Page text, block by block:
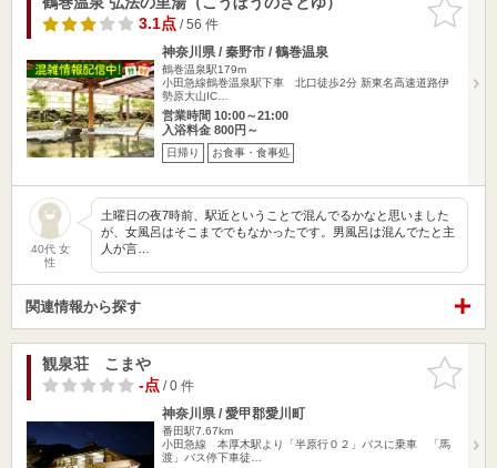
りに追加
3.1点/ 56 件
神奈川県 / 秦野市 / 鶴巻温泉
鶴巻温泉駅179m
小田急線鶴巻温泉駅下車 北口徒歩2分 新東名高速道路伊
勢原大山IC…
営業時間 10:00～21:00
入浴料金 800円～
日帰り お食事・食事処
40代 女
性
土曜日の夜7時前、駅近ということで混んでるかなと思いました
が、女風呂はそこまででもなかったです。男風呂は混んでたと主
人が言…
関連情報から探す
お気に入
りに追加
観泉荘 こまや
-点/ 0 件
神奈川県 / 愛甲郡愛川町
番田駅7.67km
小田急線 本厚木駅より「半原行０２」バスに乗車 「馬
渡」バス停下車徒…